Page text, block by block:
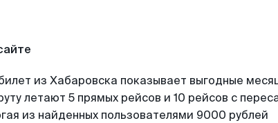
из Хабаровска показывает выгодные
летают 5 прямых рейсов и 10 рейсов с
из найденных пользователями 9000 рублей